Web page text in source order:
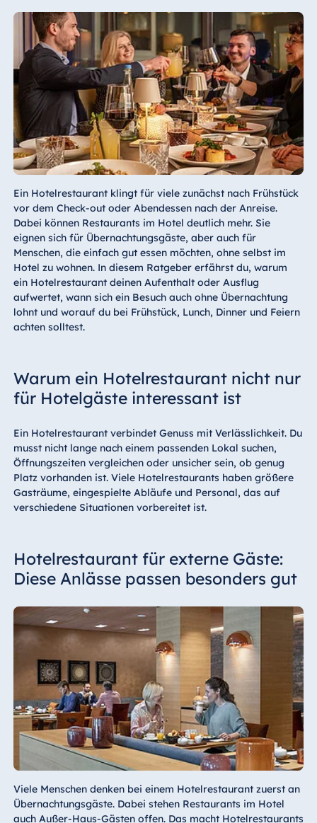
Ein Hotelrestaurant klingt für viele zunächst nach Frühstück
vor dem Check-out oder Abendessen nach der Anreise.
Dabei können Restaurants im Hotel deutlich mehr. Sie
eignen sich für Übernachtungsgäste, aber auch für
Menschen, die einfach gut essen möchten, ohne selbst im
Hotel zu wohnen. In diesem Ratgeber erfährst du, warum
ein Hotelrestaurant deinen Aufenthalt oder Ausflug
aufwertet, wann sich ein Besuch auch ohne Übernachtung
lohnt und worauf du bei Frühstück, Lunch, Dinner und Feiern
achten solltest.
Warum ein Hotelrestaurant nicht nur
für Hotelgäste interessant ist
Ein Hotelrestaurant verbindet Genuss mit Verlässlichkeit. Du
musst nicht lange nach einem passenden Lokal suchen,
Öffnungszeiten vergleichen oder unsicher sein, ob genug
Platz vorhanden ist. Viele Hotelrestaurants haben größere
Gasträume, eingespielte Abläufe und Personal, das auf
verschiedene Situationen vorbereitet ist.
Hotelrestaurant für externe Gäste:
Diese Anlässe passen besonders gut
Viele Menschen denken bei einem Hotelrestaurant zuerst an
Übernachtungsgäste. Dabei stehen Restaurants im Hotel
auch Außer-Haus-Gästen offen. Das macht Hotelrestaurants